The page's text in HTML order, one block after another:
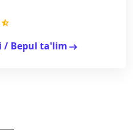
star_half
/ Bepul ta'limarrow_right_alt